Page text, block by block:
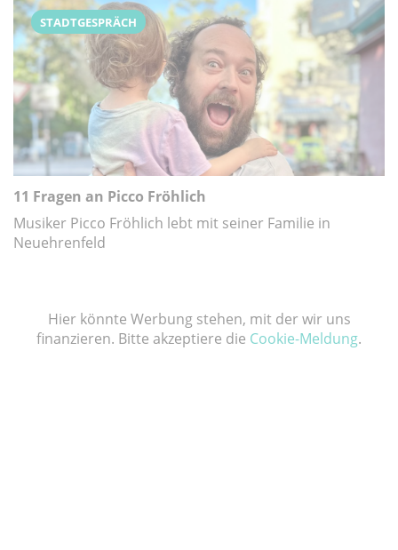
STADTGESPRÄCH
11 Fragen an Picco Fröhlich
Musiker Picco Fröhlich lebt mit seiner Familie in
Neuehrenfeld
Hier könnte Werbung stehen, mit der wir uns
finanzieren. Bitte akzeptiere die Cookie-Meldung.